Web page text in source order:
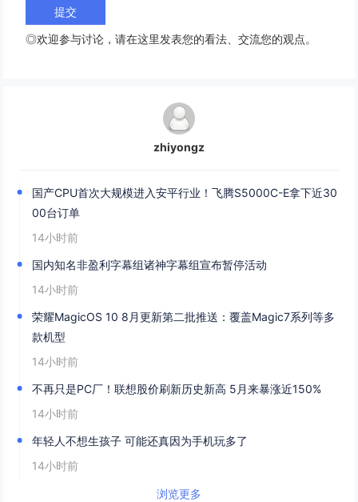
◎欢迎参与讨论，请在这里发表您的看法、交流您的观点。
zhiyongz
国产CPU首次大规模进入安平行业！飞腾S5000C-E拿下近30
00台订单
14小时前
国内知名非盈利字幕组诸神字幕组宣布暂停活动
14小时前
荣耀MagicOS 10 8月更新第二批推送：覆盖Magic7系列等多
款机型
14小时前
不再只是PC厂！联想股价刷新历史新高 5月来暴涨近150%
14小时前
年轻人不想生孩子 可能还真因为手机玩多了
14小时前
浏览更多